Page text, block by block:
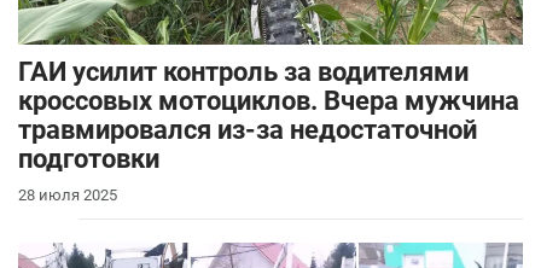
ГАИ усилит контроль за водителями
кроссовых мотоциклов. Вчера мужчина
травмировался из-за недостаточной
подготовки
28 июля 2025